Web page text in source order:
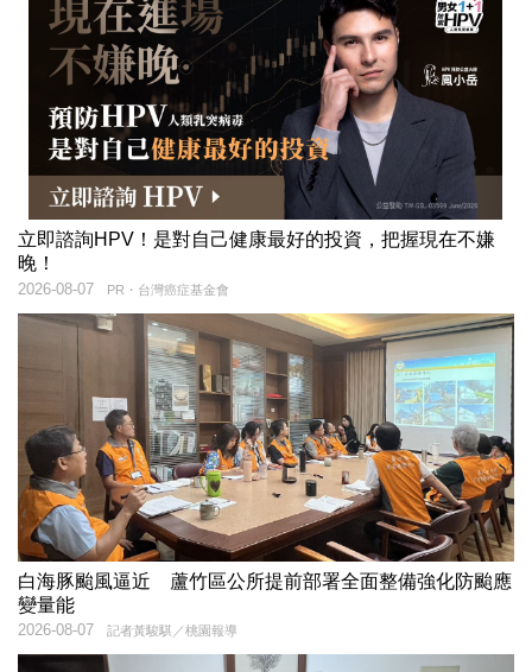
立即諮詢HPV！是對自己健康最好的投資，把握現在不嫌
晚！
PR・台灣癌症基金會
2026-08-07
白海豚颱風逼近 蘆竹區公所提前部署全面整備強化防颱應
變量能
記者黃駿騏／桃園報導
2026-08-07